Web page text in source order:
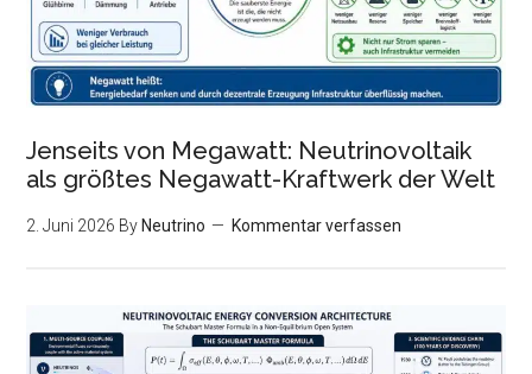
Jenseits von Megawatt: Neutrinovoltaik
als größtes Negawatt-Kraftwerk der Welt
2. Juni 2026 By Neutrino Kommentar verfassen